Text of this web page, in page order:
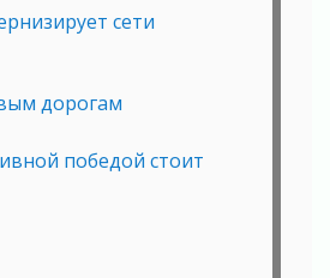
сети
дорогам
победой стоит